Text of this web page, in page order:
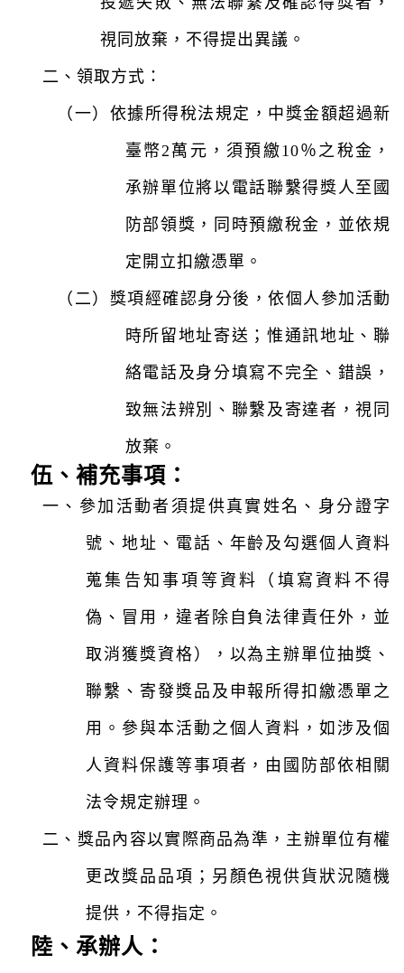
視同放棄，不得提出異議。
二、 領取方式：
（一）依據所得稅法規定，中獎金額超過新
臺幣2萬元，須預繳10％之稅金，
承辦單位將以電話聯繫得獎人至國
防部領獎，同時預繳稅金，並依規
定開立扣繳憑單。
（二）獎項經確認身分後，依個人參加活動
時所留地址寄送；惟通訊地址、聯
絡電話及身分填寫不完全、錯誤，
致無法辨別、聯繫及寄達者，視同
放棄。
伍、 補充事項：
一、 參加活動者須提供真實姓名、身分證字
號、地址、電話、年齡及勾選個人資料
蒐集告知事項等資料（填寫資料不得
偽、冒用，違者除自負法律責任外，並
取消獲獎資格），以為主辦單位抽獎、
聯繫、寄發獎品及申報所得扣繳憑單之
用。參與本活動之個人資料，如涉及個
人資料保護等事項者，由國防部依相關
法令規定辦理 。
二、 獎品內容以實際商品為準，主辦單位有權
更改獎品品項；另顏色視供貨狀況隨機
提供，不得指定。
陸、 承辦人：